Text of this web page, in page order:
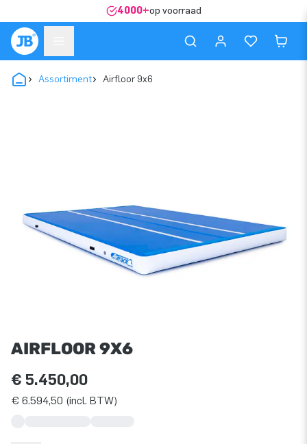
4000+op voorraad
Assortiment Airfloor 9x6
AIRFLOOR 9X6
€ 5.450,00
€ 6.594,50 (incl. BTW)